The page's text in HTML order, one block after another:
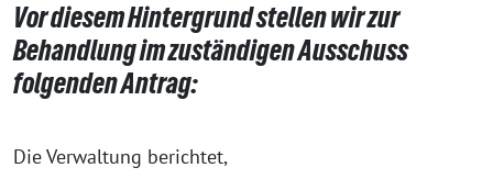
Vor diesem Hintergrund stellen wir zur
Behandlung im zuständigen Ausschuss
folgenden Antrag:
Die Verwaltung berichtet,